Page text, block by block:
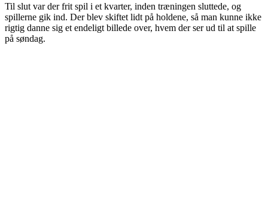
Til slut var der frit spil i et kvarter, inden træningen sluttede, og
spillerne gik ind. Der blev skiftet lidt på holdene, så man kunne ikke
rigtig danne sig et endeligt billede over, hvem der ser ud til at spille
på søndag.